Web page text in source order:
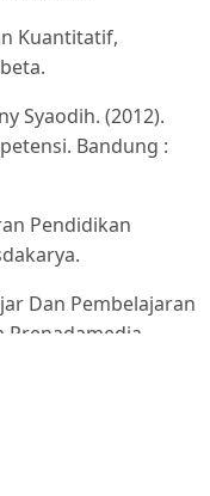
Kuantitatif,
Syaodih. (2012).
Bandung :
Pendidikan
Dan Pembelajaran
Prenadamedia